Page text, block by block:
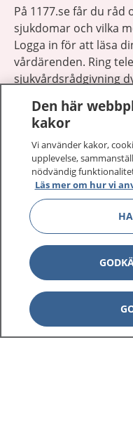
På 1177.se får du
sjukdomar och vilka
Logga in för att läsa
vårdärenden. Ring
sjukvårdsrådgivning
1177 på flera språk
Om 1177
Kontakt
Behandling av
Den här
kakor
Vi använder kakor,
upplevelse,
nödvändig
Läs mer om hur vi